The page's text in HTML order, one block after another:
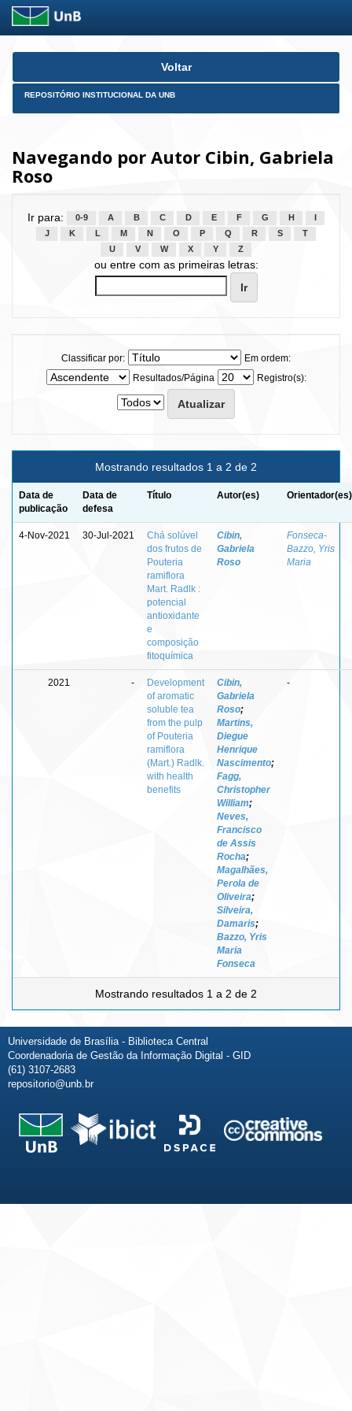
Skip
Voltar
REPOSITÓRIO INSTITUCIONAL DA UNB
Navegando por Autor Cibin, Gabriela
Roso
Ir para: 0-9 A B C D E F G H
J
K L M N O P Q R S
T
U
V W X Y Z
ou entre com as primeiras letras:
Classificar por:
Em ordem:
Resultados/Página
Registro(s):
Mostrando resultados 1 a 2 de 2
Data de
publicação
Data de
defesa
Título Autor(es) Orientador(es)
4-Nov-2021 30-Jul-2021
Chá solúvel
dos frutos de
Pouteria
ramiflora
Mart. Radlk :
potencial
antioxidante
e
composição
fitoquímica
Cibin,
Gabriela
Roso
Fonseca-
Bazzo, Yris
Maria
2021 -
Development
of aromatic
soluble tea
from the pulp
of Pouteria
ramiflora
(Mart.) Radlk.
with health
benefits
Cibin,
Gabriela
Roso;
Martins,
Diegue
Henrique
Nascimento;
Fagg,
Christopher
William;
Neves,
Francisco
de Assis
Rocha;
Magalhães,
Perola de
Oliveira;
Silveira,
Damaris;
Bazzo, Yris
Maria
Fonseca
-
Mostrando resultados 1 a 2 de 2
Universidade de Brasília - Biblioteca Central
Coordenadoria de Gestão da Informação Digital - GID
(61) 3107-2683
repositorio@unb.br